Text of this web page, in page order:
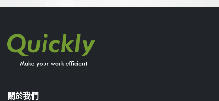
關於我們